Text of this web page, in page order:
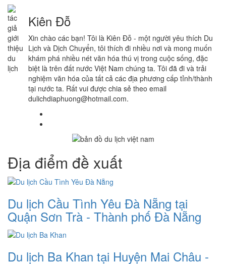
Kiên Đỗ
Xin chào các bạn! Tôi là Kiên Đỗ - một người yêu thích Du
Lịch và Dịch Chuyển, tôi thích đi nhiều nơi và mong muốn
khám phá nhiều nét văn hóa thú vị trong cuộc sống, đặc
biệt là trên đất nước Việt Nam chúng ta. Tôi đã đi và trải
nghiệm văn hóa của tất cả các địa phương cấp tỉnh/thành
tại nước ta. Rất vui được chia sẻ theo email
dulichdiaphuong@hotmail.com.
Địa điểm đề xuất
Du lịch Cầu Tình Yêu Đà Nẵng tại
Quận Sơn Trà - Thành phố Đà Nẵng
Du lịch Ba Khan tại Huyện Mai Châu -